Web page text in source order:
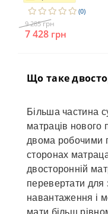
(0)
9 285грн
7 428 грн
Що таке
Більша частина
матраців нового
двома робочими
сторонах
двосторонній
перевертати для
навантаження і
мати більш